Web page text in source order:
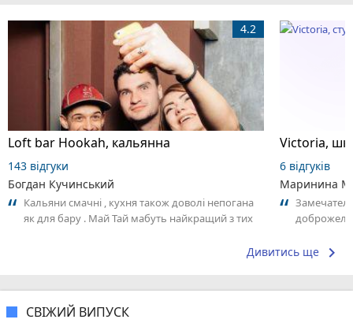
Loft bar Hookah, кальянна
4.2
143 відгуки
Богдан Кучинський
Кальяни смачні , кухня також доволі непогана
як для бару . Май Тай мабуть найкращий з тих
6 відгуків
Маринина
Дивитись ще keyboard_arrow_right
СВІЖИЙ ВИПУСК